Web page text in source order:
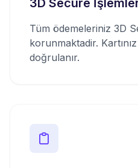
3D Secure
Tüm ödemeleriniz 3D
korunmaktadir.
doğrulanır.